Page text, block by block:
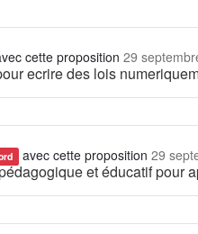
cette proposition 29
ecrire des lois
avec cette proposition 29
et éducatif pour